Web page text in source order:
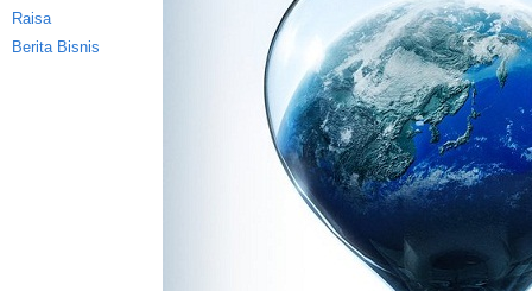
Raisa
Berita Bisnis